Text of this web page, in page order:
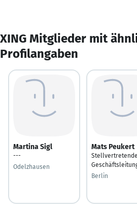
XING Mitglieder mit
Profilangaben
Martina Sigl
---
Odelzhausen
Mats Peukert
Berlin